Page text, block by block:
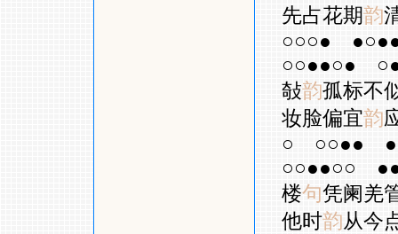
先占花期韵
○○○●
○○●●○●
敧韵孤标不
妆脸偏宜韵
○
○○●●
○○●●○○
楼句凭阑羌
他时韵从今